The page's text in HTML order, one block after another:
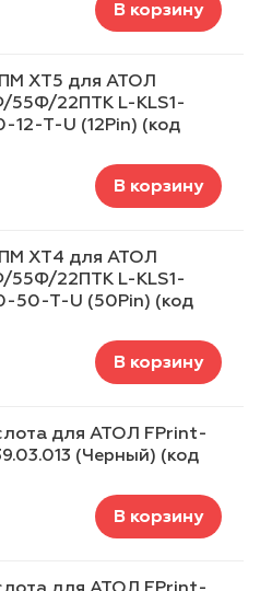
В корзину
XT5 для АТОЛ
22ПТК L-KLS1-
12-T-U (12Pin) (код
В корзину
XT4 для АТОЛ
22ПТК L-KLS1-
50-T-U (50Pin) (код
В корзину
для АТОЛ FPrint-
(Черный) (код
В корзину